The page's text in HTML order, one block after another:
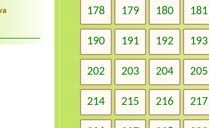
178 179 180 181
190 191 192 193
202 203 204 205
214 215 216 217